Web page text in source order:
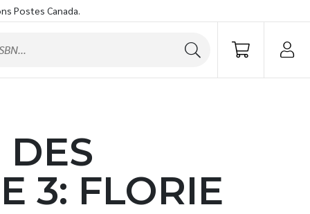
Postes Canada.
3: FLORIE